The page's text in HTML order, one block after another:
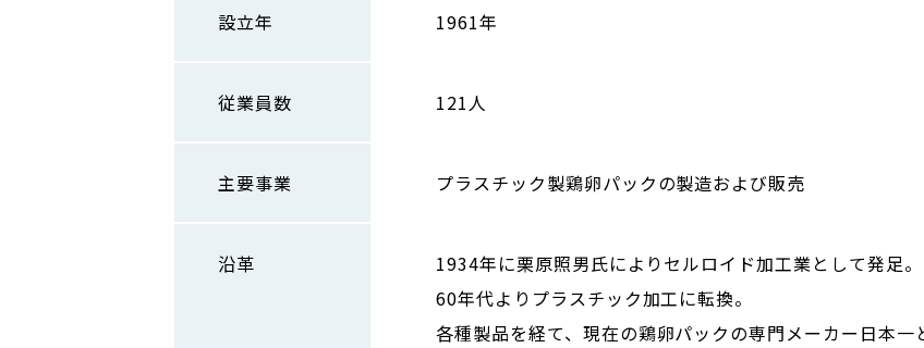
設立年 1961年
従業員数 121人
主要事業 プラスチック製鶏卵パックの製造および販売
沿革
1934年に栗原照男氏によりセルロイド加工業として発足。
60年代よりプラスチック加工に転換。
各種製品を経て、現在の鶏卵パックの専門メーカー日本一